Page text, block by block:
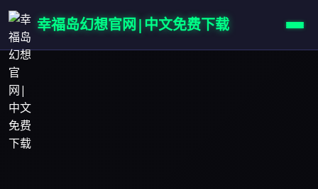
幸福岛幻想官网|中文免费下载